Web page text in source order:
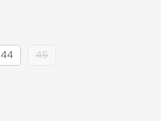
44 45